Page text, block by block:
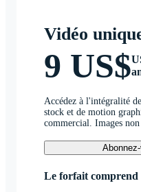
Vidéo
9 US$
Accédez à l'intégralité
stock et de motion
commercial. Images non
Le forfait comprend